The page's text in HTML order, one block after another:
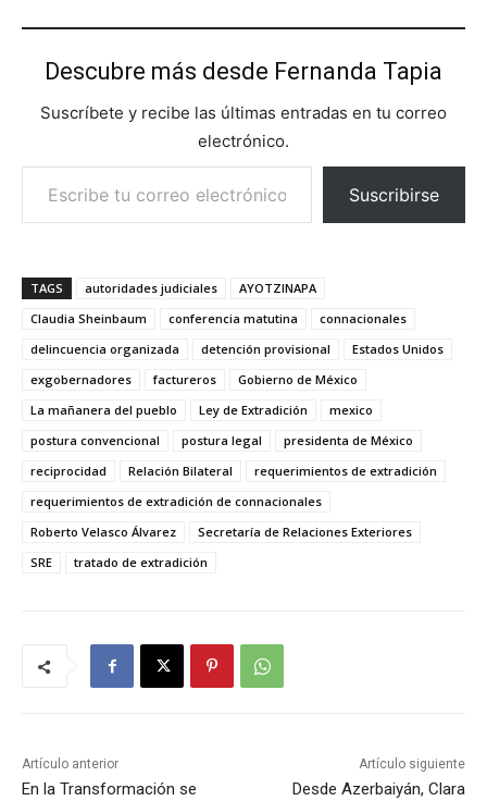
Descubre más desde Fernanda Tapia
Suscríbete y recibe las últimas entradas en tu correo
electrónico.
Escribe tu correo electrónico…
Suscribirse
TAGS autoridades judiciales
AYOTZINAPA
Claudia Sheinbaum
conferencia matutina
connacionales
delincuencia organizada
detención provisional
Estados Unidos
exgobernadores
factureros
Gobierno de México
La mañanera del pueblo
Ley de Extradición
mexico
postura convencional
postura legal
presidenta de México
reciprocidad
Relación Bilateral
requerimientos de extradición
requerimientos de extradición de connacionales
Roberto Velasco Álvarez
Secretaría de Relaciones Exteriores
SRE
tratado de extradición
Artículo anterior
En la Transformación se
Artículo siguiente
Desde Azerbaiyán, Clara